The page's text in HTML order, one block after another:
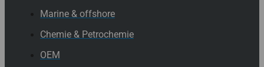
Marine & offshore
Chemie & Petrochemie
OEM